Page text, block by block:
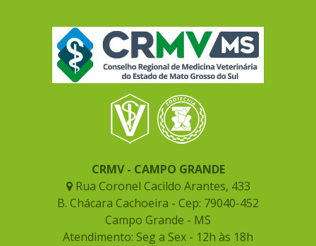
CRMV - CAMPO GRANDE
Rua Coronel Cacildo Arantes, 433
B. Chácara Cachoeira - Cep: 79040-452
Campo Grande - MS
Atendimento: Seg a Sex - 12h às 18h